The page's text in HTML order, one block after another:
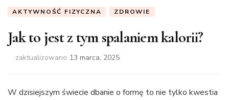
AKTYWNOŚĆ FIZYCZNA ZDROWIE
Jak to jest z tym spalaniem kalorii?
zaktualizowano 13 marca, 2025
W dzisiejszym świecie dbanie o formę to nie tylko kwestia